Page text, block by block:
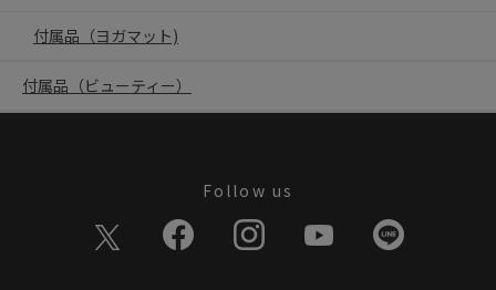
付属品（ヨガマット)
付属品（ビューティー）
Follow us